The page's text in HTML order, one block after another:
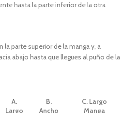
hasta la parte inferior de la otra
parte superior de la manga y, a
abajo hasta que llegues al puño de la
A.
Largo
B.
Ancho
C. Largo
Manga